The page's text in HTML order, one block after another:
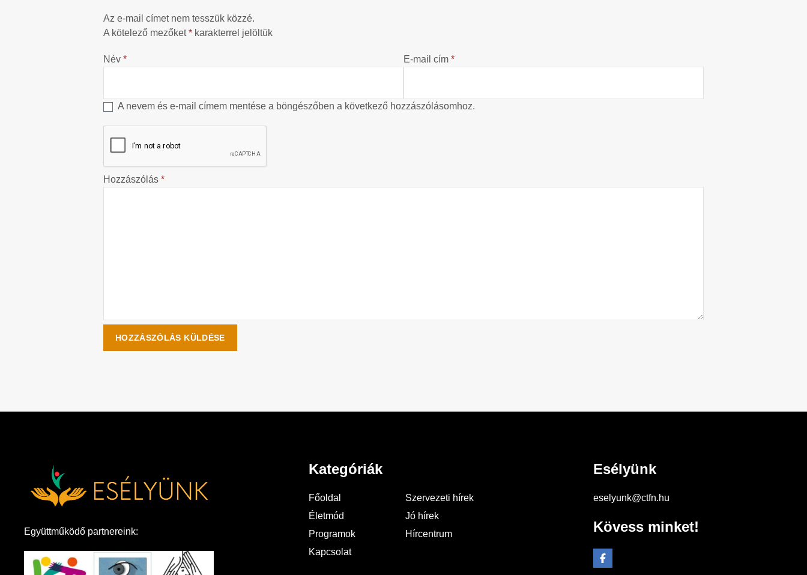
Az e-mail címet nem tesszük közzé.
A kötelező mezőket* karakterrel jelöltük
Név * E-mail cím *
A nevem és e-mail címem mentése a böngészőben a következő hozzászólásomhoz.
Hozzászólás *
Együttműködő partnereink:
Kategóriák
Főoldal
Szervezeti hírek
Életmód
Jó hírek
Programok
Hírcentrum
Kapcsolat
Esélyünk
eselyunk@ctfn.hu
Kövess minket!